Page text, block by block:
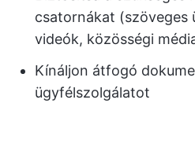
csatornákat (szöveges
videók, közösségi
Kínáljon átfogó
ügyfélszolgálatot